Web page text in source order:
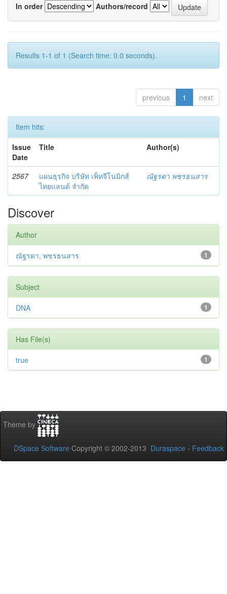
In order
Authors/record
Results 1-1 of 1 (Search time: 0.0 seconds).
previous 1 next
Item hits:
Issue
Date
Title Author(s)
2567
แผนธุรกิจ บริษัท เพ็ทจีโนมิกส์
ไทยแลนด์ จำกัด
ณัฐรดา พชรธนสาร
Discover
Author
1
ณัฐรดา, พชรธนสาร
Subject
1
DNA
Has File(s)
1
true
Theme by
DSpace Software Copyright © 2002-2013 Duraspace - Feedback